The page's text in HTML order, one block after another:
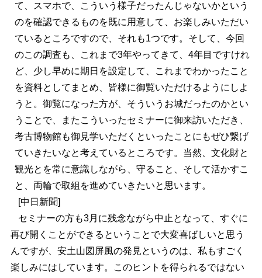
て、スマホで、こういう様子だったんじゃないかという
のを確認できるものを既に用意して、お楽しみいただい
ているところですので、それも1つです。そして、今回
のこの調査も、これまで3年やってきて、4年目ですけれ
ど、少し早めに期日を設定して、これまでわかったこと
を資料としてまとめ、皆様に御覧いただけるようにしよ
うと。御覧になった方が、そういうお城だったのかとい
うことで、またこういったセミナーに御来訪いただき、
考古博物館も御見学いただくといったことにもぜひ繋げ
ていきたいなと考えているところです。当然、文化財と
観光とを常に意識しながら、守ること、そして活かすこ
と、両輪で取組を進めていきたいと思います。
[中日新聞]
セミナーの方も3月に残念ながら中止となって、すぐに
再び開くことができるということで大変喜ばしいと思う
んですが、安土山図屏風の発見というのは、私もすごく
楽しみにはしています。このヒントを得られるではない